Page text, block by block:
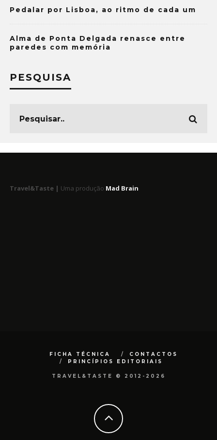
Pedalar por Lisboa, ao ritmo de cada um
Alma de Ponta Delgada renasce entre
paredes com memória
PESQUISA
Travel&Taste | Uma produção Mad Brain
FICHA TÉCNICA
CONTACTOS
PRINCÍPIOS EDITORIAIS
TRAVEL&TASTE © 2012-2026